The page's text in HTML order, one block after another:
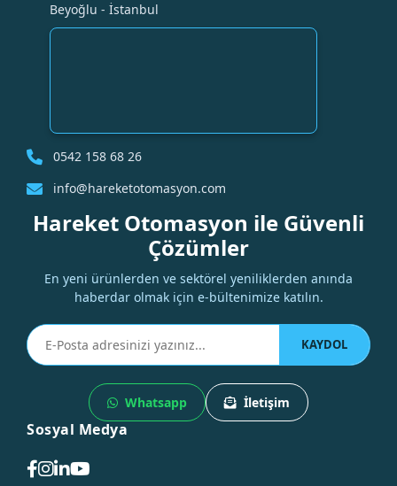
Beyoğlu - İstanbul
0542 158 68 26
info@hareketotomasyon.com
Hareket Otomasyon ile Güvenli
Çözümler
En yeni ürünlerden ve sektörel yeniliklerden anında
haberdar olmak için e-bültenimize katılın.
KAYDOL
Whatsapp İletişim
Sosyal Medya